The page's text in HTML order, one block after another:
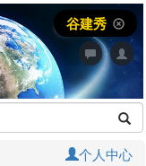
谷建秀
个人中心